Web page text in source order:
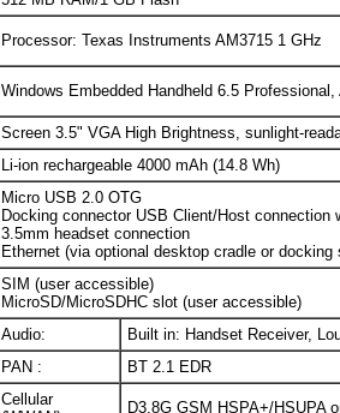
Processor: Texas Instruments AM3715 1 GHz
Windows Embedded Handheld 6.5
Screen 3.5" VGA High Brightness, sunlight-
Li-ion rechargeable 4000 mAh (14.8 Wh)
Micro USB 2.0 OTG
Docking connector USB Client/Host connection
3.5mm headset connection
Ethernet (via optional desktop cradle or
SIM (user accessible)
MicroSD/MicroSDHC slot (user accessible)
Audio:
Built in: Handset Receiver,
PAN :
BT 2.1 EDR
Cellular
D3.8G GSM HSPA+/HSUPA